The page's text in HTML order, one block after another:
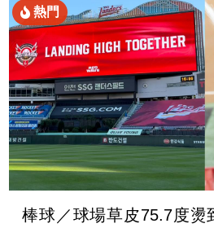
熱門
棒球／球場草皮75.7度燙